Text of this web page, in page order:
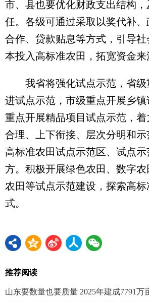
市、县也要优化财政支出结构
任。各级可通过采取以奖代补
合作、贷款贴息等方式，引导
本投入高标准农田，拓宽资金来
我省将强化试点示范，省级
进试点示范，市级重点开展乡
重点开展精品项目试点示范，
合理、上下衔接、层次分明和
高标准农田试点示范区、试点
方。积极开展绿色农田、数字
农田等试点示范建设，探索高
式。
推荐阅读
山东要数量也要质量 2025年建成7791万